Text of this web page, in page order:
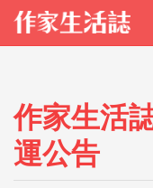
作家生活
運公告